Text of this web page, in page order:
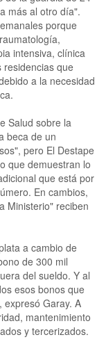
más al otro día".
porque
intensiva, clínica
que
a la necesidad
Salud sobre la
beca de un
pero El Destape
que demuestran lo
que está por
En cambios,
Ministerio" reciben
a cambio de
de 300 mil
del sueldo. Y al
esos bonos que
Garay. A
mantenimiento
y tercerizados.